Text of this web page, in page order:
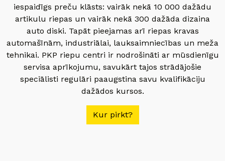
iespaidīgs preču klāsts: vairāk nekā 10 000 dažādu
artikulu riepas un vairāk nekā 300 dažāda dizaina
auto diski. Tapāt pieejamas arī riepas kravas
automašīnām, industriālai, lauksaimniecības un meža
tehnikai. PKP riepu centri ir nodrošināti ar mūsdienīgu
servisa aprīkojumu, savukārt tajos strādājošie
speciālisti regulāri paaugstina savu kvalifikāciju
dažādos kursos.
Kur pirkt?